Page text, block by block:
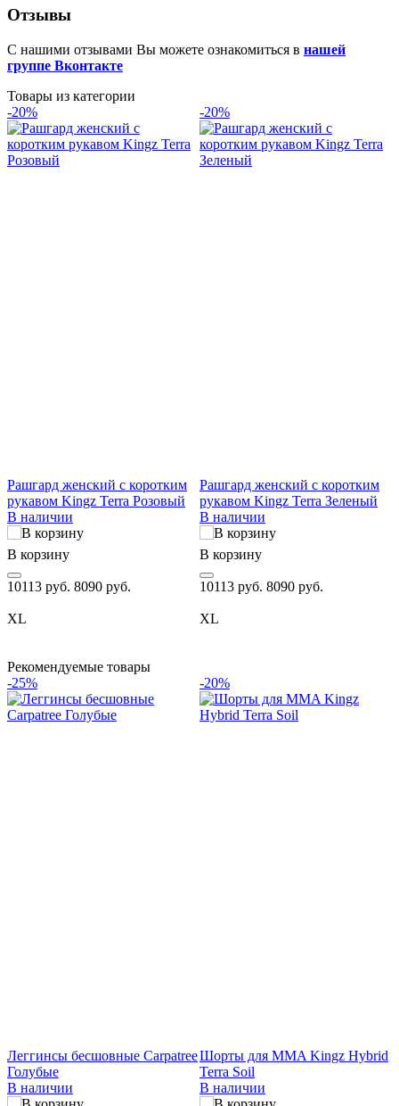
Отзывы
С нашими отзывами Вы можете ознакомиться в нашей
группе Вконтакте
Товары из категории
-20%
Рашгард женский с коротким
рукавом Kingz Terra Розовый
В наличии
В корзину
10113 руб. 8090 руб.
XL
-20%
Рашгард женский с коротким
рукавом Kingz Terra Зеленый
В наличии
В корзину
10113 руб. 8090 руб.
XL
Рекомендуемые товары
-25%
Леггинсы бесшовные Carpatree
Голубые
В наличии
-20%
Шорты для MMA Kingz Hybrid
Terra Soil
В наличии